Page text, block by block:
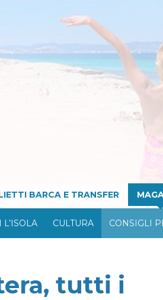
BARCA E TRANSFER
L’ISOLA CULTURA CONSIGLI
tutti i